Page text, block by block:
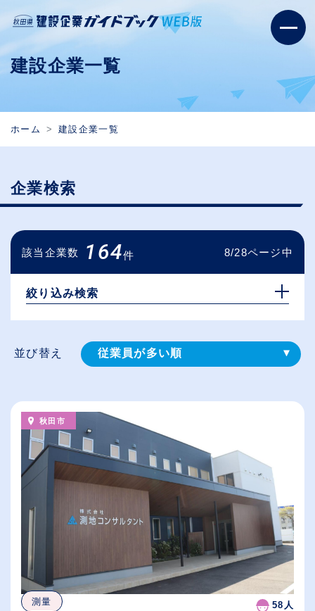
建設企業一覧
ホーム 建設企業一覧
企業検索
該当企業数 164件 8/28ページ中
絞り込み検索
並び替え 従業員が多い順
給与が高い順
（⾼卒の給与を基準）
休日数が多い順
秋田市
測量 58人